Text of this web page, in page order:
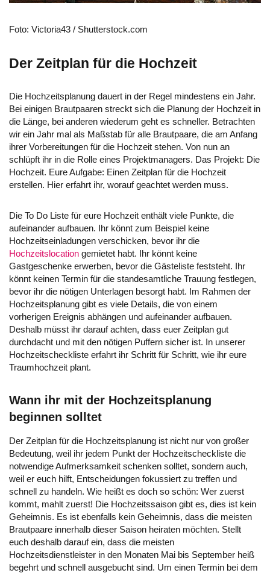
Foto: Victoria43 / Shutterstock.com
Der Zeitplan für die Hochzeit
Die Hochzeitsplanung dauert in der Regel mindestens ein Jahr.
Bei einigen Brautpaaren streckt sich die Planung der Hochzeit in
die Länge, bei anderen wiederum geht es schneller. Betrachten
wir ein Jahr mal als Maßstab für alle Brautpaare, die am Anfang
ihrer Vorbereitungen für die Hochzeit stehen. Von nun an
schlüpft ihr in die Rolle eines Projektmanagers. Das Projekt: Die
Hochzeit. Eure Aufgabe: Einen Zeitplan für die Hochzeit
erstellen. Hier erfahrt ihr, worauf geachtet werden muss.
Die To Do Liste für eure Hochzeit enthält viele Punkte, die
aufeinander aufbauen. Ihr könnt zum Beispiel keine
Hochzeitseinladungen verschicken, bevor ihr die
Hochzeitslocation gemietet habt. Ihr könnt keine
Gastgeschenke erwerben, bevor die Gästeliste feststeht. Ihr
könnt keinen Termin für die standesamtliche Trauung festlegen,
bevor ihr die nötigen Unterlagen besorgt habt. Im Rahmen der
Hochzeitsplanung gibt es viele Details, die von einem
vorherigen Ereignis abhängen und aufeinander aufbauen.
Deshalb müsst ihr darauf achten, dass euer Zeitplan gut
durchdacht und mit den nötigen Puffern sicher ist. In unserer
Hochzeitscheckliste erfahrt ihr Schritt für Schritt, wie ihr eure
Traumhochzeit plant.
Wann ihr mit der Hochzeitsplanung
beginnen solltet
Der Zeitplan für die Hochzeitsplanung ist nicht nur von großer
Bedeutung, weil ihr jedem Punkt der Hochzeitscheckliste die
notwendige Aufmerksamkeit schenken solltet, sondern auch,
weil er euch hilft, Entscheidungen fokussiert zu treffen und
schnell zu handeln. Wie heißt es doch so schön: Wer zuerst
kommt, mahlt zuerst! Die Hochzeitssaison gibt es, dies ist kein
Geheimnis. Es ist ebenfalls kein Geheimnis, dass die meisten
Brautpaare innerhalb dieser Saison heiraten möchten. Stellt
euch deshalb darauf ein, dass die meisten
Hochzeitsdienstleister in den Monaten Mai bis September heiß
begehrt und schnell ausgebucht sind. Um einen Termin bei dem